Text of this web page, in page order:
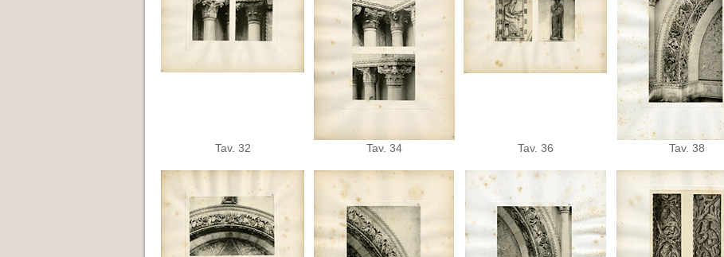
Tav. 32 Tav. 34 Tav. 36 Tav. 38